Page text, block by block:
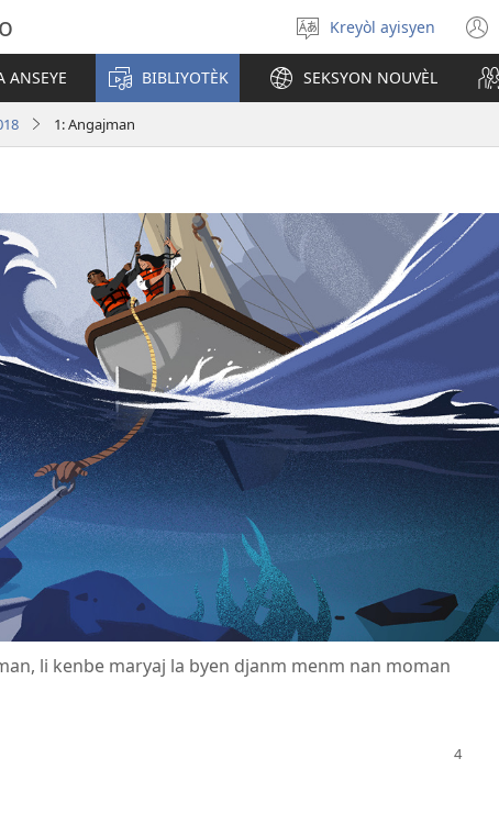
Chwazi
lang
nan
Kreyòl ayisyen
ANSEYE BIBLIYOTÈK SEKSYON NOUVÈL
1: Angajman
li kenbe maryaj la byen djanm menm nan moman